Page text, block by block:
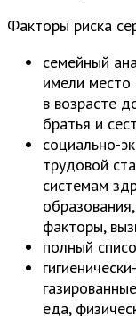
Факторы риска
семейный
имели место
в возрасте
братья и
социально-
трудовой
системам
факторы,
полный
еда,